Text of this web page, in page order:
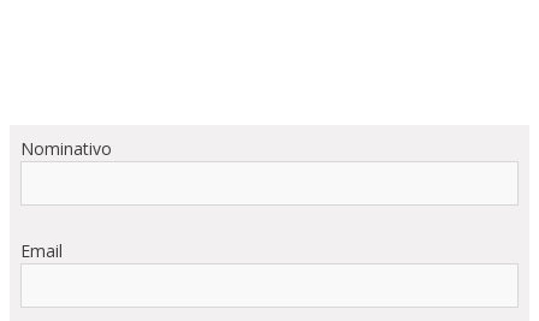
Nominativo
Email